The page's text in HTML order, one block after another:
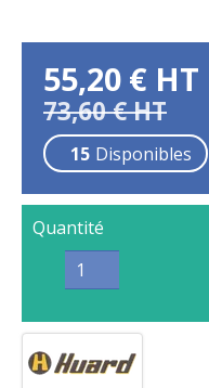
73,60€HT
55,20 € HT
15 Disponibles
Quantité